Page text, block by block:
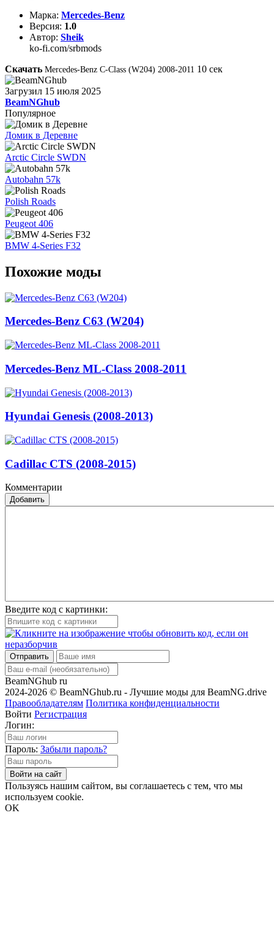
Марка: Mercedes-Benz
Версия: 1.0
Автор: Sheik
ko-fi.com/srbmods
Скачать Mercedes-Benz C-Class (W204) 2008-2011 10 сек
Загрузил 15 июля 2025
BeamNGhub
Популярное
Домик в Деревне
Arctic Circle SWDN
Autobahn 57k
Polish Roads
Peugeot 406
BMW 4-Series F32
Похожие моды
Mercedes-Benz C63 (W204)
Mercedes-Benz ML-Class 2008-2011
Hyundai Genesis (2008-2013)
Cadillac CTS (2008-2015)
Комментарии
Добавить
Введите код с картинки:
Отправить
BeamNGhub ru
2024-2026 © BeamNGhub.ru - Лучшие моды для BeamNG.drive
Правообладателям Политика конфиденциальности
Войти Регистрация
Логин:
Пароль: Забыли пароль?
Войти на сайт
Пользуясь нашим сайтом, вы соглашаетесь с тем, что мы
используем cookie.
OK